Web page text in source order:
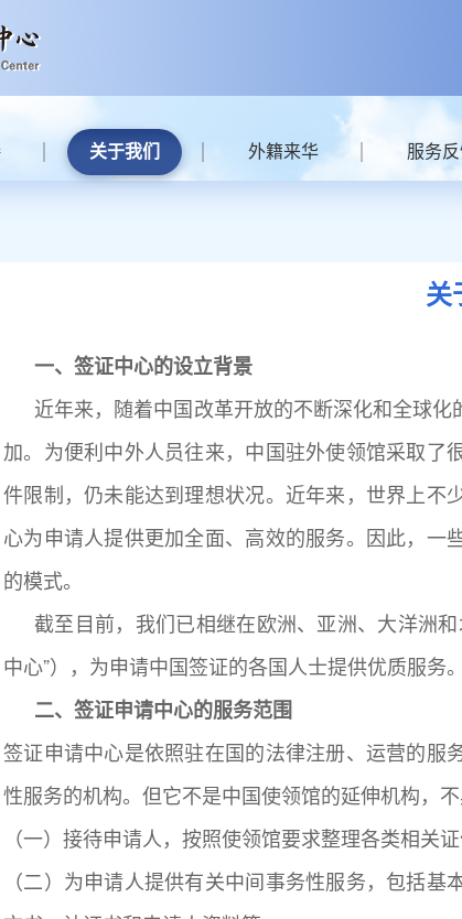
关于我们 外籍来华 服务
关
一、签证中心的设立背景
近年来，随着中国改革开放的不断深化和全球
加。为便利中外人员往来，中国驻外使领馆采取
件限制，仍未能达到理想状况。近年来，世界上不
心为申请人提供更加全面、高效的服务。因此，
的模式。
截至目前，我们已相继在欧洲、亚洲、大洋洲
中心”），为申请中国签证的各国人士提供优质服务。
二、签证申请中心的服务范围
签证申请中心是依照驻在国的法律注册、运营的
性服务的机构。但它不是中国使领馆的延伸机构，
（一）接待申请人，按照使领馆要求整理各类相关证
（二）为申请人提供有关中间事务性服务，包括